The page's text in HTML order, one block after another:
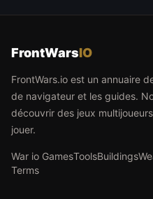
FrontWarsIO
FrontWars.io est un annuaire
de navigateur et les guides.
découvrir des jeux
jouer.
War io GamesToolsBuildings
Terms